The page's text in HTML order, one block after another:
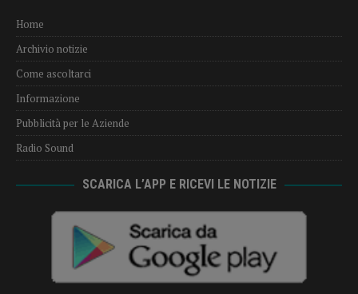
Home
Archivio notizie
Come ascoltarci
Informazione
Pubblicità per le Aziende
Radio Sound
SCARICA L’APP E RICEVI LE NOTIZIE